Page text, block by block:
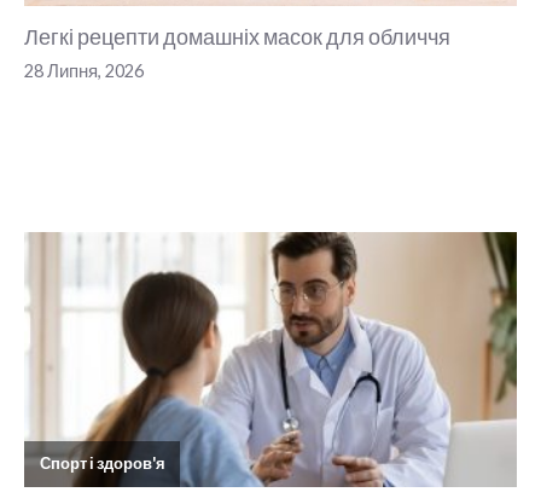
Легкі рецепти домашніх масок для обличчя
28 Липня, 2026